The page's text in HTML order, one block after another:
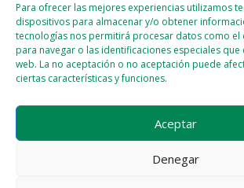
Para ofrecer las mejores experiencias utilizamos
dispositivos para almacenar y/o obtener
tecnologías nos permitirá procesar datos como
para navegar o las identificaciones especiales que
web. La no aceptación o no aceptación puede
ciertas características y funciones.
Aceptar
Denegar
Etxalde 92 (Febrero – Marzo 2026)
WEBMASTER